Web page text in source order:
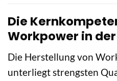
Die
Workpower in
Die Herstellung von
unterliegt strengsten